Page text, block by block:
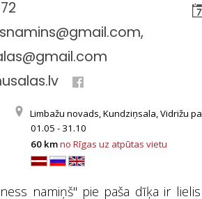
,
Limbažu novads, Kundziņsala, Vidrižu
01.05 - 31.10
60 kmno Rīgas uz atpūtas vietu
namiņš" pie paša dīķa ir